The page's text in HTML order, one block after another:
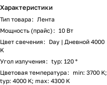
Характеристики
Тип товара : Лента
Мощность (прайс) : 10 Вт
Цвет свечения : Day | Дневной 4000
K
Угол излучения : typ: 120 °
Цветовая температура : min: 3700 K;
typ: 4000 K; max: 4300 K